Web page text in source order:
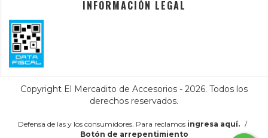
INFORMACIÓN LEGAL
Copyright El Mercadito de Accesorios - 2026. Todos los
derechos reservados.
Defensa de las y los consumidores. Para reclamos ingresa aquí. /
Botón de arrepentimiento